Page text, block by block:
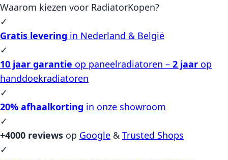
Waarom kiezen voor RadiatorKopen?
✓
Gratis levering in Nederland & België
✓
10 jaar garantie op paneelradiatoren – 2 jaar op
handdoekradiatoren
✓
20% afhaalkorting in onze showroom
✓
+4000 reviews op Google & Trusted Shops
✓